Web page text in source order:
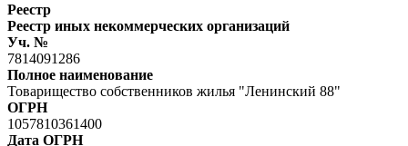
Реестр
Реестр иных некоммерческих организаций
Уч. №
7814091286
Полное наименование
Товарищество собственников жилья "Ленинский 88"
ОГРН
1057810361400
Дата ОГРН